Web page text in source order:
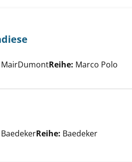
Paradiese anzeigen
Reihe: Marco Polo
Reihe: Baedeker